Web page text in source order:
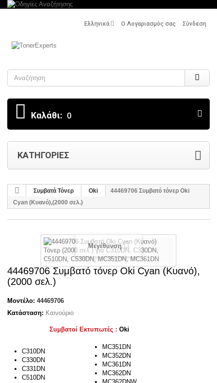
Σύνδεση
Ο Λογαριασμός σας
Ελληνικά
Search
Καλάθι: 0
ΚΑΤΗΓΟΡΊΕΣ
Συμβατά Τόνερ Oki
44469706 Συμβατό τόνερ Oki
Cyan (Κυανό),(2000 σελ.)
Μεγέθυνση
44469706 Συμβατό τόνερ Oki Cyan (Κυανό),
(2000 σελ.)
Μοντέλο: 44469706
Κατάσταση: Καινούριο
Συμβατοί Εκτυπωτές : Oki
C310DN
C330DN
C331DN
C510DN
MC351DN
MC352DN
MC361DN
MC362DN